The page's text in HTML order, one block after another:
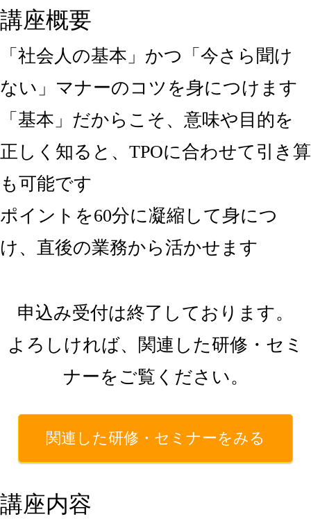
講座概要
「社会人の基本」かつ「今さら聞け
ない」マナーのコツを身につけます
「基本」だからこそ、意味や目的を
正しく知ると、TPOに合わせて引き算
も可能です
ポイントを60分に凝縮して身につ
け、直後の業務から活かせます
申込み受付は終了しております。
よろしければ、関連した研修・セミ
ナーをご覧ください。
関連した研修・セミナーをみる
講座内容